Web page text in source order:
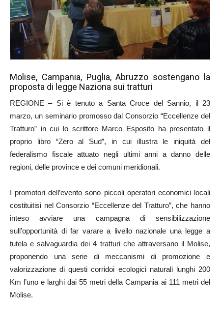
Molise, Campania, Puglia, Abruzzo sostengano la
proposta di legge Naziona sui tratturi
REGIONE – Si è tenuto a Santa Croce del Sannio, il 23
marzo, un seminario promosso dal Consorzio “Eccellenze del
Tratturo” in cui lo scrittore Marco Esposito ha presentato il
proprio libro “Zero al Sud”, in cui illustra le iniquità del
federalismo fiscale attuato negli ultimi anni a danno delle
regioni, delle province e dei comuni meridionali.
I promotori dell’evento sono piccoli operatori economici locali
costituitisi nel Consorzio “Eccellenze del Tratturo”, che hanno
inteso avviare una campagna di sensibilizzazione
sull’opportunità di far varare a livello nazionale una legge a
tutela e salvaguardia dei 4 tratturi che attraversano il Molise,
proponendo una serie di meccanismi di promozione e
valorizzazione di questi corridoi ecologici naturali lunghi 200
Km l’uno e larghi dai 55 metri della Campania ai 111 metri del
Molise.